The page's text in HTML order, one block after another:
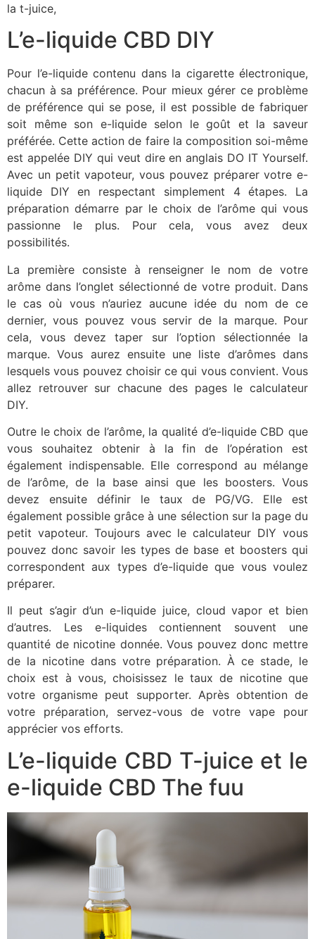
la t-juice,
L’e-liquide CBD DIY
Pour l’e-liquide contenu dans la cigarette électronique,
chacun à sa préférence. Pour mieux gérer ce problème
de préférence qui se pose, il est possible de fabriquer
soit même son e-liquide selon le goût et la saveur
préférée. Cette action de faire la composition soi-même
est appelée DIY qui veut dire en anglais DO IT Yourself.
Avec un petit vapoteur, vous pouvez préparer votre e-
liquide DIY en respectant simplement 4 étapes. La
préparation démarre par le choix de l’arôme qui vous
passionne le plus. Pour cela, vous avez deux
possibilités.
La première consiste à renseigner le nom de votre
arôme dans l’onglet sélectionné de votre produit. Dans
le cas où vous n’auriez aucune idée du nom de ce
dernier, vous pouvez vous servir de la marque. Pour
cela, vous devez taper sur l’option sélectionnée la
marque. Vous aurez ensuite une liste d’arômes dans
lesquels vous pouvez choisir ce qui vous convient. Vous
allez retrouver sur chacune des pages le calculateur
DIY.
Outre le choix de l’arôme, la qualité d’e-liquide CBD que
vous souhaitez obtenir à la fin de l’opération est
également indispensable. Elle correspond au mélange
de l’arôme, de la base ainsi que les boosters. Vous
devez ensuite définir le taux de PG/VG. Elle est
également possible grâce à une sélection sur la page du
petit vapoteur. Toujours avec le calculateur DIY vous
pouvez donc savoir les types de base et boosters qui
correspondent aux types d’e-liquide que vous voulez
préparer.
Il peut s’agir d’un e-liquide juice, cloud vapor et bien
d’autres. Les e-liquides contiennent souvent une
quantité de nicotine donnée. Vous pouvez donc mettre
de la nicotine dans votre préparation. À ce stade, le
choix est à vous, choisissez le taux de nicotine que
votre organisme peut supporter. Après obtention de
votre préparation, servez-vous de votre vape pour
apprécier vos efforts.
L’e-liquide CBD T-juice et le
e-liquide CBD The fuu